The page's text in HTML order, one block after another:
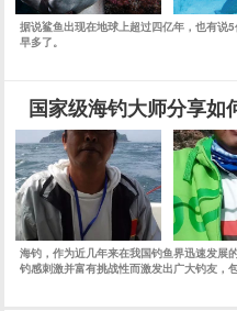
据说鲨鱼出现在地球上超过四亿年，也有说
早多了。
国家级海钓大师分享如
海钓，作为近几年来在我国钓鱼界迅速发展
钓感刺激并富有挑战性而激发出广大钓友，